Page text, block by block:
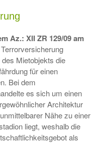
Az.: XII ZR 129/09 am
Mietobjekts die
für einen
Bei dem
es sich um einen
Architektur
Nähe zu einer
liegt, weshalb die
als